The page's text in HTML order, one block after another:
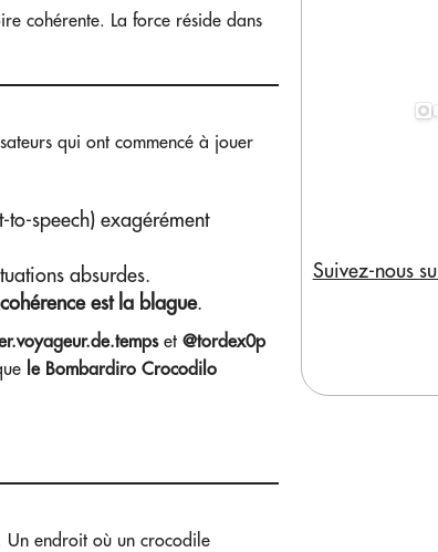
cohérente. La force réside dans
qui ont commencé à jouer
speech) exagérément
absurdes.
est la blague.
et @tordex0p
le Bombardiro Crocodilo
Un endroit où un crocodile
Suivez-nous